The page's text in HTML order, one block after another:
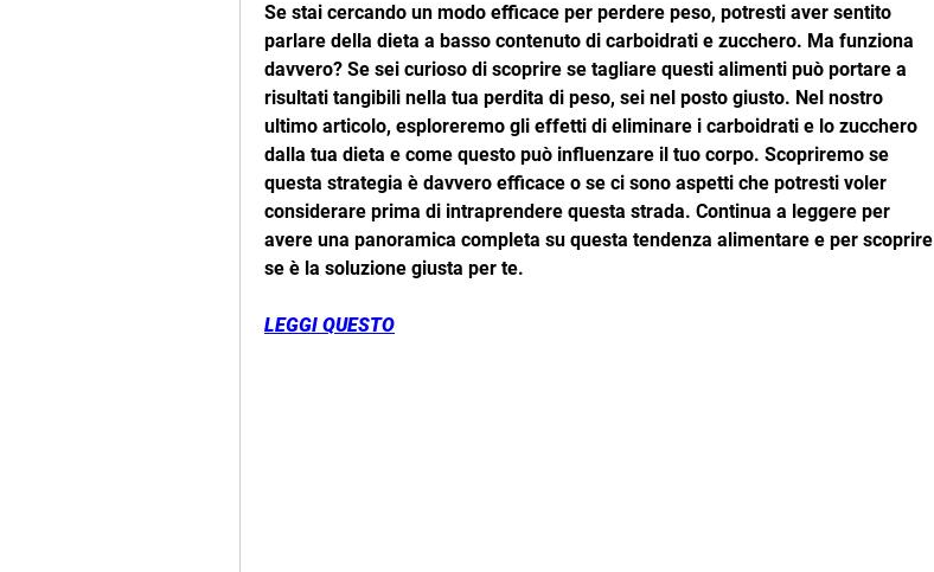
Se stai cercando un modo efficace per perdere peso, potresti aver sentito
parlare della dieta a basso contenuto di carboidrati e zucchero. Ma funziona
davvero? Se sei curioso di scoprire se tagliare questi alimenti può portare a
risultati tangibili nella tua perdita di peso, sei nel posto giusto. Nel nostro
ultimo articolo, esploreremo gli effetti di eliminare i carboidrati e lo zucchero
dalla tua dieta e come questo può influenzare il tuo corpo. Scopriremo se
questa strategia è davvero efficace o se ci sono aspetti che potresti voler
considerare prima di intraprendere questa strada. Continua a leggere per
avere una panoramica completa su questa tendenza alimentare e per scoprire
se è la soluzione giusta per te.
LEGGI QUESTO